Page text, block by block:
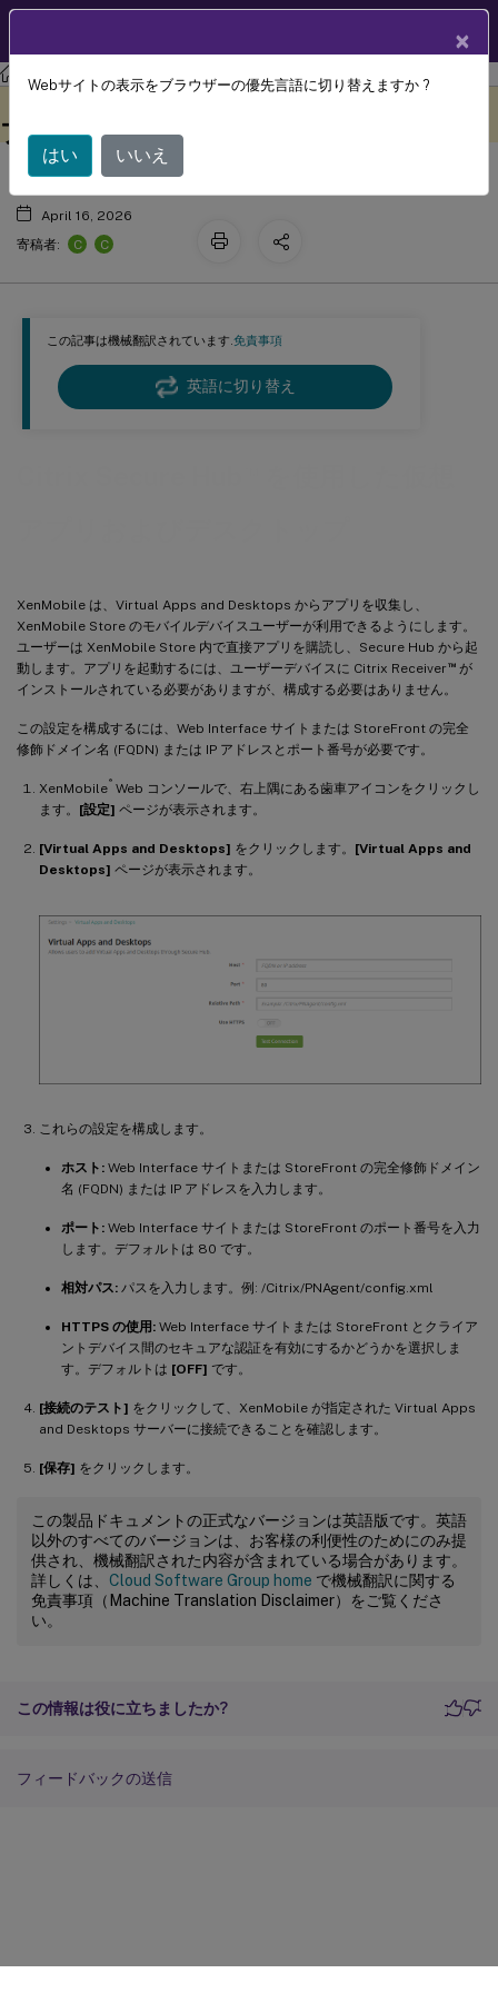
XenMobile Server 最新リリース XenMobile Server
この記事は機械翻訳されています.免責事項
英語に切り替え
XenMobile は、Virtual Apps and Desktops からアプリを収集し、
XenMobile Store のモバイルデバイスユーザーが利用できるようにします。
ユーザーは XenMobile Store 内で直接アプリを購読し、Secure Hub から起
動します。アプリを起動するには、ユーザーデバイスに Citrix Receiver™が
インストールされている必要がありますが、構成する必要はありません。
この設定を構成するには、Web Interface サイトまたは StoreFront の完全
修飾ドメイン名 (FQDN) または IP アドレスとポート番号が必要です。
XenMobile® Web コンソールで、右上隅にある歯車アイコンをクリックし
ます。 [設定] ページが表示されます。
[Virtual Apps and Desktops] をクリックします。 [Virtual Apps and
Desktops] ページが表示されます。
これらの設定を構成します。
ホスト: Web Interface サイトまたは StoreFront の完全修飾ドメイン
名 (FQDN) または IP アドレスを入力します。
ポート: Web Interface サイトまたは StoreFront のポート番号を入力
します。デフォルトは 80 です。
相対パス: パスを入力します。例: /Citrix/PNAgent/config.xml
HTTPS の使用: Web Interface サイトまたは StoreFront とクライア
ントデバイス間のセキュアな認証を有効にするかどうかを選択しま
す。デフォルトは [OFF] です。
[接続のテスト] をクリックして、XenMobile が指定された Virtual Apps
and Desktops サーバーに接続できることを確認します。
[保存] をクリックします。
この製品ドキュメントの正式なバージョンは英語版です。英語
以外のすべてのバージョンは、お客様の利便性のためにのみ提
供され、機械翻訳された内容が含まれている場合があります。
詳しくは、 Cloud Software Group home で機械翻訳に関する
免責事項（Machine Translation Disclaimer）をご覧くださ
い。
この情報は役に立ちましたか?
フィードバックの送信
Citrix Secure Hub™を使用した仮想ア
プリおよびデスクトップ
April 16, 2026
寄稿者:
C C
×
Webサイトの表示をブラウザーの優先言語に切り替えますか ?
はい いいえ